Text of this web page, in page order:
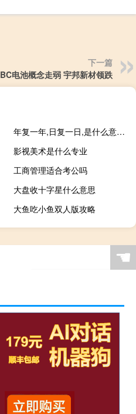
下一篇
BC电池概念走弱 宇邦新材领跌
年复一年,日复一日,是什么意思 日复一日年复一年
影视美术是什么专业
工商管理适合考公吗
大盘收十字星什么意思
大鱼吃小鱼双人版攻略
☚